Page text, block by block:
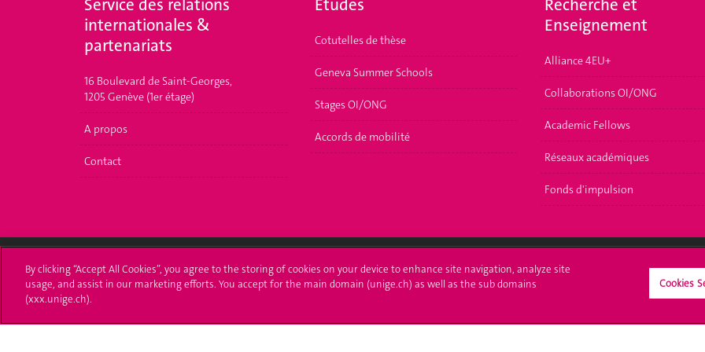
internationales &
partenariats
16 Boulevard de Saint-Georges,
1205 Genève (1er étage)
A propos
Contact
Cotutelles de thèse
Geneva Summer Schools
Stages OI/ONG
Accords de mobilité
Enseignement
Alliance 4EU+
Collaborations OI/ONG
Academic Fellows
Réseaux académiques
Fonds d'impulsion
Université de Genève
24 rue du Général-Dufour
S'inscrire à l'UNIGE
Immatriculations
L'UNIGE vous informe
UNIGE Mobile
By clicking “Accept All Cookies”, you agree to the storing of cookies on your device to enhance site navigation, analyze site
usage, and assist in our marketing efforts. You accept for the main domain (unige.ch) as well as the sub domains
(xxx.unige.ch).
Cookies